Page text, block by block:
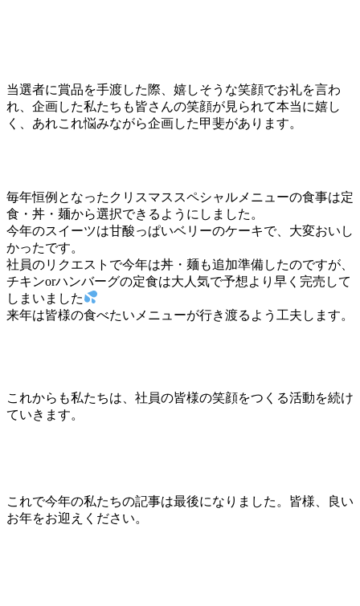
当選者に賞品を手渡した際、嬉しそうな笑顔でお礼を言わ
れ、企画した私たちも皆さんの笑顔が見られて本当に嬉し
く、あれこれ悩みながら企画した甲斐があります。
毎年恒例となったクリスマススペシャルメニューの食事は定
食・丼・麺から選択できるようにしました。
今年のスイーツは甘酸っぱいベリーのケーキで、大変おいし
かったです。
社員のリクエストで今年は丼・麺も追加準備したのですが、
チキンorハンバーグの定食は大人気で予想より早く完売して
しまいました
来年は皆様の食べたいメニューが行き渡るよう工夫します。
これからも私たちは、社員の皆様の笑顔をつくる活動を続け
ていきます。
これで今年の私たちの記事は最後になりました。皆様、良い
お年をお迎えください。